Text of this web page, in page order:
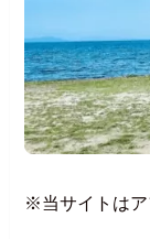
※当サイトはア